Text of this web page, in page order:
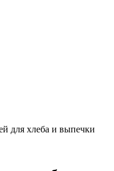
для хлеба и выпечки